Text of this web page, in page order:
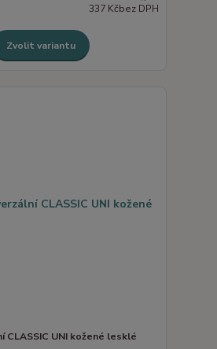
337 Kčbez DPH
Zvolit variantu
CLASSIC UNI kožené lesklé